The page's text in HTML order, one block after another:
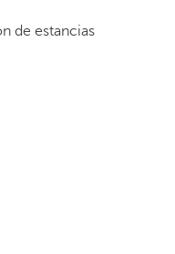
de estancias